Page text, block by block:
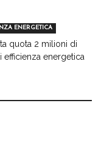
ENERGETICA
quota 2 milioni di
efficienza energetica